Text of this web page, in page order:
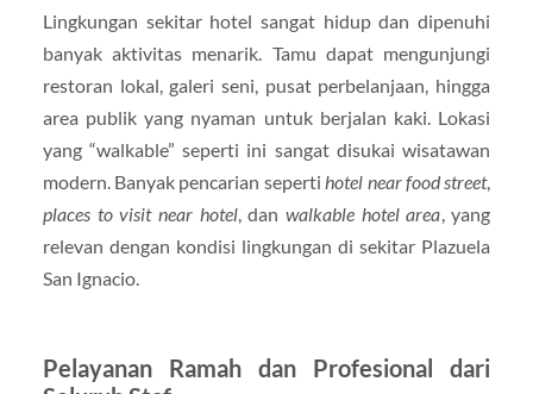
Lingkungan sekitar hotel sangat hidup dan dipenuhi
banyak aktivitas menarik. Tamu dapat mengunjungi
restoran lokal, galeri seni, pusat perbelanjaan, hingga
area publik yang nyaman untuk berjalan kaki. Lokasi
yang “walkable” seperti ini sangat disukai wisatawan
modern. Banyak pencarian seperti hotel near food street,
places to visit near hotel, danwalkable hotel area , yang
relevan dengan kondisi lingkungan di sekitar Plazuela
San Ignacio.
Pelayanan Ramah dan Profesional dari